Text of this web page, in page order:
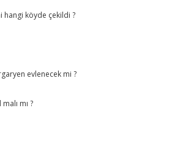
hangi köyde çekildi ?
evlenecek mi ?
mı ?